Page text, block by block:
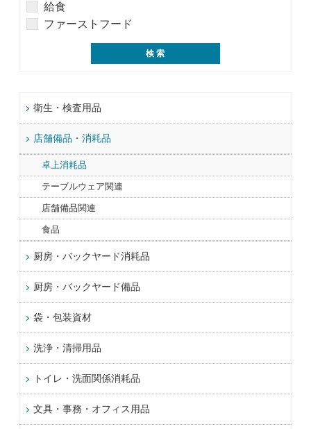
給食
ファーストフード
衛生・検査用品
店舗備品・消耗品
卓上消耗品
テーブルウェア関連
店舗備品関連
食品
厨房・バックヤード消耗品
厨房・バックヤード備品
袋・包装資材
洗浄・清掃用品
トイレ・洗面関係消耗品
文具・事務・オフィス用品